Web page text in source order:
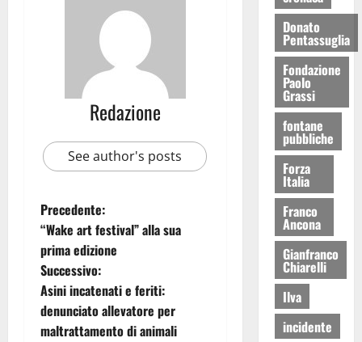
Redazione
See author's posts
Precedente:
“Wake art festival” alla sua
prima edizione
Successivo:
Asini incatenati e feriti:
denunciato allevatore per
maltrattamento di animali
Donato
Pentassuglia
Fondazione
Paolo
Grassi
fontane
pubbliche
Forza
Italia
Franco
Ancona
Gianfranco
Chiarelli
Ilva
incidente